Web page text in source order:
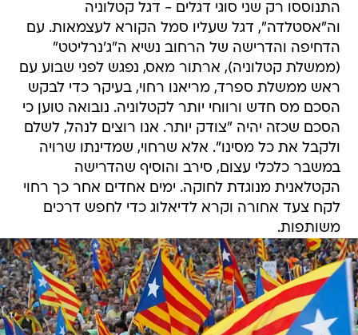
הדחיפה והדרישה של הרחוב נשיא ה"ג'נרליטט"
(ממשלת קטלוניה), ארתור מאס, נפגש לפני שבוע עם
ראש ממשלת ספרד, מריאנו רחוי, בעיקר כדי לבקש
הסכם מס חדש ורווחי יותר לקטלוניה. נובואה טוען כי
הסכם שכזה יהיה "צודק יותר. אנו רוצים לנהל, לשלם
ולקבל את כל מסינו". אלא שרחוי, שמדינתו שרויה
במשבר כלכלי עצום, סירב והוסיף שהדרישה
הקטלאנית מנוגדת לחוקה. ימים אחדים אחר כך רחוי
לקח צעד אחורה וקרא לדיאלוג כדי לחפש דרכים
משותפות.